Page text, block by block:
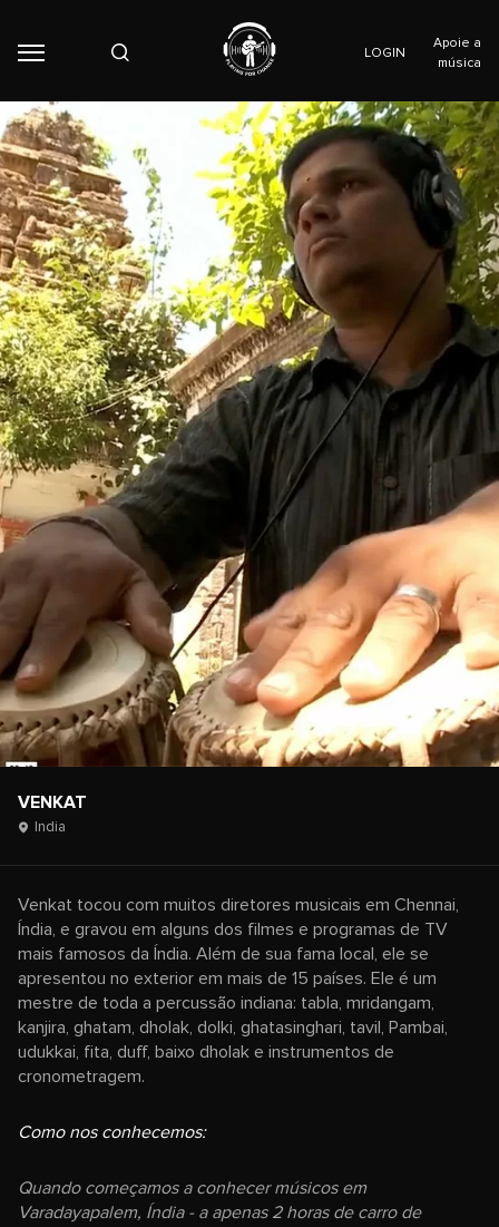
LOGIN
Apoie a
música
VENKAT
India
Venkat tocou com muitos diretores musicais em Chennai,
Índia, e gravou em alguns dos filmes e programas de TV
mais famosos da Índia. Além de sua fama local, ele se
apresentou no exterior em mais de 15 países. Ele é um
mestre de toda a percussão indiana: tabla, mridangam,
kanjira, ghatam, dholak, dolki, ghatasinghari, tavil, Pambai,
udukkai, fita, duff, baixo dholak e instrumentos de
cronometragem.
Como nos conhecemos:
Quando começamos a conhecer músicos em
Varadayapalem, Índia - a apenas 2 horas de carro de